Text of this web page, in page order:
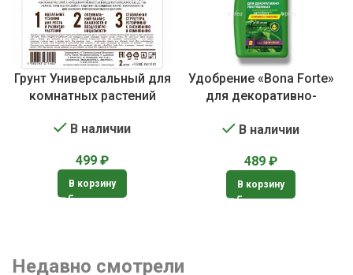
Грунт Универсальный для
комнатных растений
В наличии
499 ₽
В корзину
Удобрение «Bona Forte»
для декоративно-
В наличии
489 ₽
В корзину
Недавно смотрели